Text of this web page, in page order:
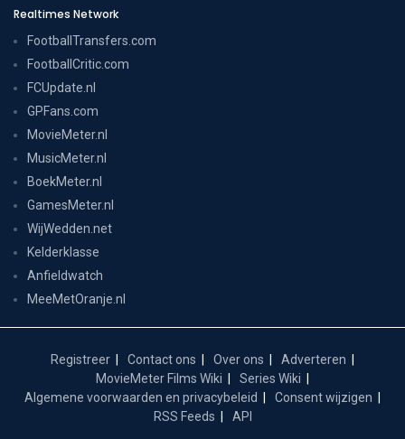
Realtimes Network
FootballTransfers.com
FootballCritic.com
FCUpdate.nl
GPFans.com
MovieMeter.nl
MusicMeter.nl
BoekMeter.nl
GamesMeter.nl
WijWedden.net
Kelderklasse
Anfieldwatch
MeeMetOranje.nl
Registreer Contact ons Over ons
Adverteren
MovieMeter Films Wiki
Series Wiki
Algemene voorwaarden en privacybeleid
Consent wijzigen
RSS Feeds
API